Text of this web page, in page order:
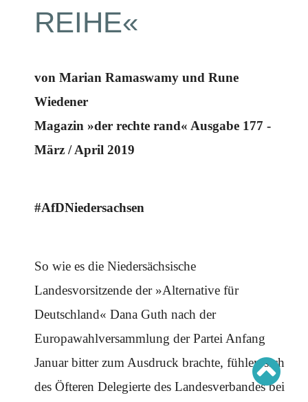
Downloads
Impressum
Datenschutz
Schwerpunkt AFD-Verbot
Schwerpunkt »Identitäre Bewegung«
Schwerpunkt NSU
Schwerpunkt »Reichsbürger«
Schwerpunkt NPD
Ausgaben Übersicht
Ausgabe 217
REIHE«
von Marian Ramaswamy und Rune
Wiedener
Magazin »der rechte rand« Ausgabe 177 -
März / April 2019
#AfDNiedersachsen
So wie es die Niedersächsische
Landesvorsitzende der »Alternative für
Deutschland« Dana Guth nach der
Europawahlversammlung der Partei Anfang
Januar bitter zum Ausdruck brachte, fühlen sich
des Öfteren Delegierte des Landesverbandes bei